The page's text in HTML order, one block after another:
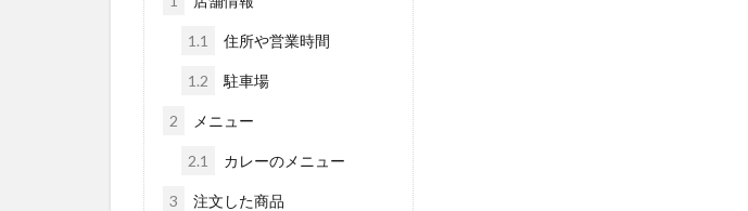
1.1 住所や営業時間
1.2 駐車場
2 メニュー
2.1 カレーのメニュー
3 注文した商品